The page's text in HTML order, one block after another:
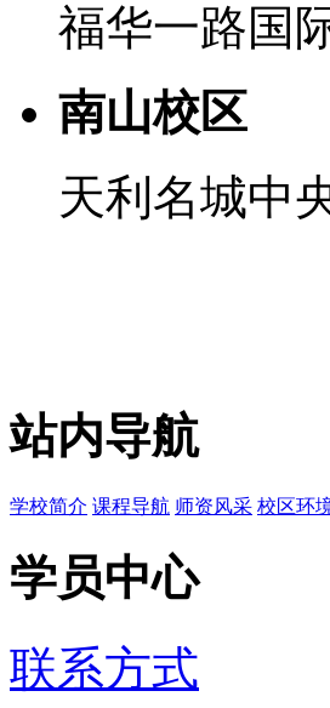
福华一路国
南山校区
天利名城中
站内导航
学校简介 课程导航 师资风采 校区环
学员中心
联系方式